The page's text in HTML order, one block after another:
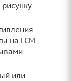
на ГСМ
или